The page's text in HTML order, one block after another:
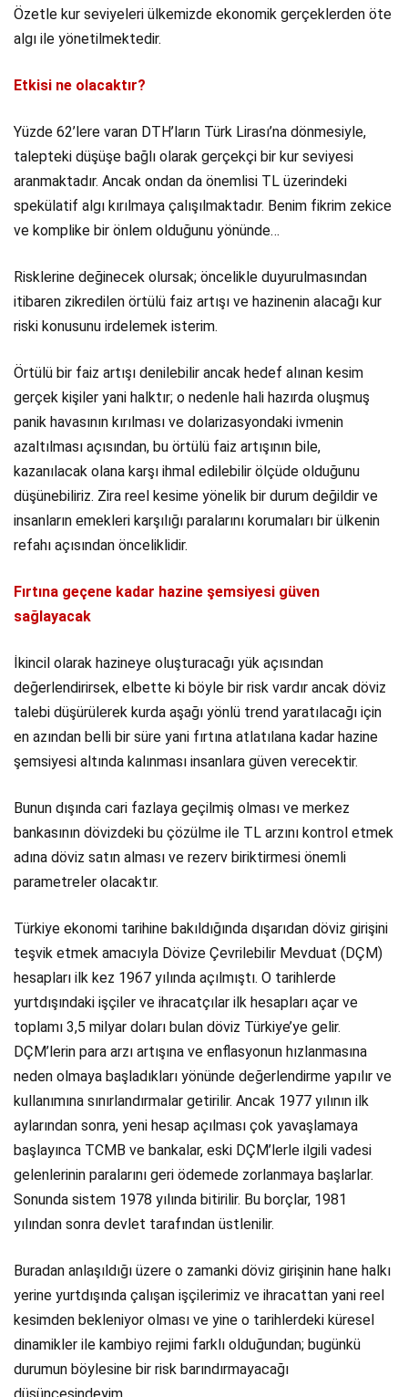
Özetle kur seviyeleri ülkemizde ekonomik gerçeklerden öte
algı ile yönetilmektedir.
Etkisi ne olacaktır?
Yüzde 62’lere varan DTH’ların Türk Lirası’na dönmesiyle,
talepteki düşüşe bağlı olarak gerçekçi bir kur seviyesi
aranmaktadır. Ancak ondan da önemlisi TL üzerindeki
spekülatif algı kırılmaya çalışılmaktadır. Benim fikrim zekice
ve komplike bir önlem olduğunu yönünde…
Risklerine değinecek olursak; öncelikle duyurulmasından
itibaren zikredilen örtülü faiz artışı ve hazinenin alacağı kur
riski konusunu irdelemek isterim.
Örtülü bir faiz artışı denilebilir ancak hedef alınan kesim
gerçek kişiler yani halktır; o nedenle hali hazırda oluşmuş
panik havasının kırılması ve dolarizasyondaki ivmenin
azaltılması açısından, bu örtülü faiz artışının bile,
kazanılacak olana karşı ihmal edilebilir ölçüde olduğunu
düşünebiliriz. Zira reel kesime yönelik bir durum değildir ve
insanların emekleri karşılığı paralarını korumaları bir ülkenin
refahı açısından önceliklidir.
Fırtına geçene kadar hazine şemsiyesi güven
sağlayacak
İkincil olarak hazineye oluşturacağı yük açısından
değerlendirirsek, elbette ki böyle bir risk vardır ancak döviz
talebi düşürülerek kurda aşağı yönlü trend yaratılacağı için
en azından belli bir süre yani fırtına atlatılana kadar hazine
şemsiyesi altında kalınması insanlara güven verecektir.
Bunun dışında cari fazlaya geçilmiş olması ve merkez
bankasının dövizdeki bu çözülme ile TL arzını kontrol etmek
adına döviz satın alması ve rezerv biriktirmesi önemli
parametreler olacaktır.
Türkiye ekonomi tarihine bakıldığında dışarıdan döviz girişini
teşvik etmek amacıyla Dövize Çevrilebilir Mevduat (DÇM)
hesapları ilk kez 1967 yılında açılmıştı. O tarihlerde
yurtdışındaki işçiler ve ihracatçılar ilk hesapları açar ve
toplamı 3,5 milyar doları bulan döviz Türkiye’ye gelir.
DÇM’lerin para arzı artışına ve enflasyonun hızlanmasına
neden olmaya başladıkları yönünde değerlendirme yapılır ve
kullanımına sınırlandırmalar getirilir. Ancak 1977 yılının ilk
aylarından sonra, yeni hesap açılması çok yavaşlamaya
başlayınca TCMB ve bankalar, eski DÇM’lerle ilgili vadesi
gelenlerinin paralarını geri ödemede zorlanmaya başlarlar.
Sonunda sistem 1978 yılında bitirilir. Bu borçlar, 1981
yılından sonra devlet tarafından üstlenilir.
Buradan anlaşıldığı üzere o zamanki döviz girişinin hane halkı
yerine yurtdışında çalışan işçilerimiz ve ihracattan yani reel
kesimden bekleniyor olması ve yine o tarihlerdeki küresel
dinamikler ile kambiyo rejimi farklı olduğundan; bugünkü
durumun böylesine bir risk barındırmayacağı